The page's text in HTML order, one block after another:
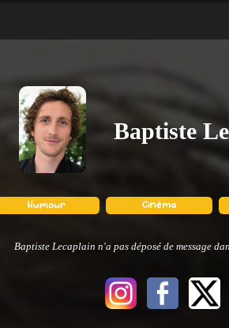
Baptiste
Baptiste Lecaplain n'a pas déposé de message